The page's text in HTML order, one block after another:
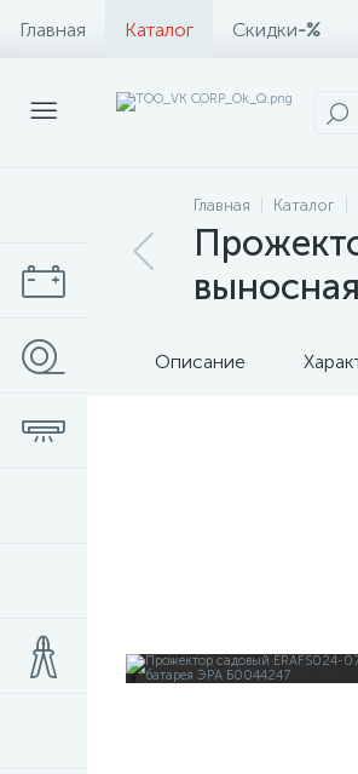
Главная Каталог Скидки-%
Главная Каталог
Описание